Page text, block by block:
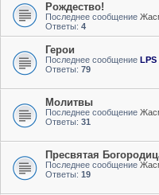
Рождество!
Последнее сообщение
Ответы: 4
Герои
Последнее сообщение LPS
Ответы: 79
Молитвы
Последнее сообщение
Ответы: 31
Пресвятая
Последнее сообщение
Ответы: 19